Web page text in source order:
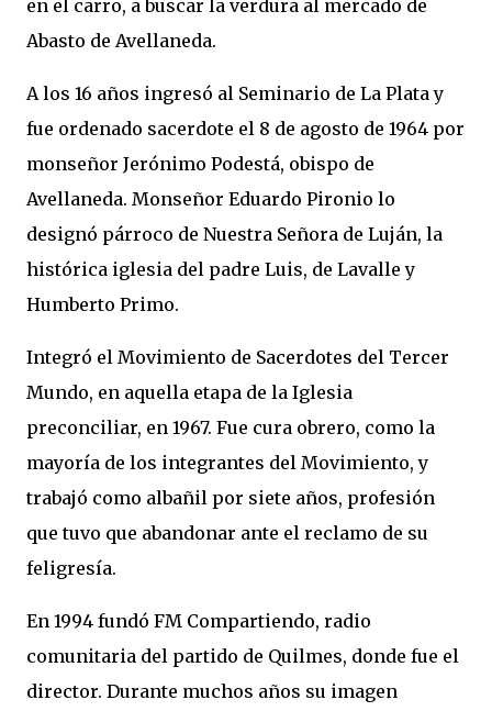
en el carro, a buscar la verdura al mercado de
Abasto de Avellaneda.
A los 16 años ingresó al Seminario de La Plata y
fue ordenado sacerdote el 8 de agosto de 1964 por
monseñor Jerónimo Podestá, obispo de
Avellaneda. Monseñor Eduardo Pironio lo
designó párroco de Nuestra Señora de Luján, la
histórica iglesia del padre Luis, de Lavalle y
Humberto Primo.
Integró el Movimiento de Sacerdotes del Tercer
Mundo, en aquella etapa de la Iglesia
preconciliar, en 1967. Fue cura obrero, como la
mayoría de los integrantes del Movimiento, y
trabajó como albañil por siete años, profesión
que tuvo que abandonar ante el reclamo de su
feligresía.
En 1994 fundó FM Compartiendo, radio
comunitaria del partido de Quilmes, donde fue el
director. Durante muchos años su imagen